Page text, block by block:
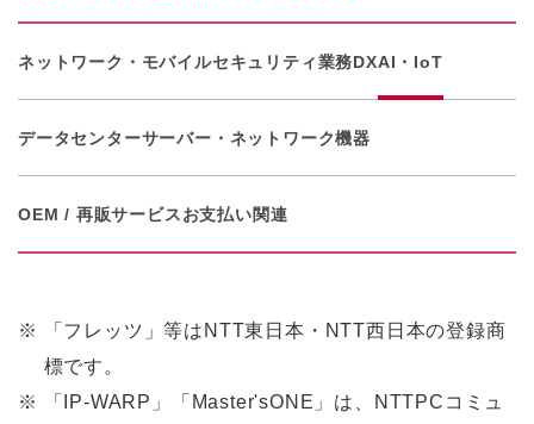
ネットワーク・モバイルセキュリティ業務DXAI・IoT
データセンターサーバー・ネットワーク機器
OEM / 再販サービスお支払い関連
※
「フレッツ」等はNTT東日本・NTT西日本の登録商
標です。
※
「IP-WARP」「Master'sONE」は、NTTPCコミュ